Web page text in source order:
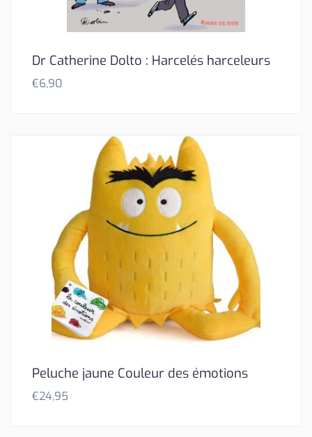
Dr Catherine Dolto : Harcelés harceleurs
€6,90
Peluche jaune Couleur des émotions
€24,95